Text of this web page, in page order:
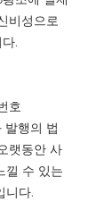
비성으로
.
호
행의 법
랫동안 사
낄 수 있는
니다.